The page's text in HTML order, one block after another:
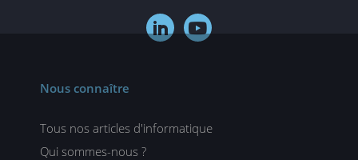
 
Nous connaître
Tous nos articles d'informatique
Qui sommes-nous ?